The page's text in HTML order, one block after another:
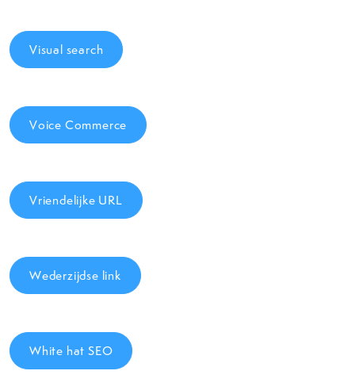
Visual search
Voice Commerce
Vriendelijke URL
Wederzijdse link
White hat SEO